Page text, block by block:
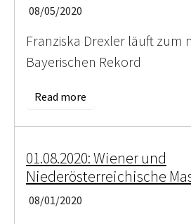
08/05/2020
Franziska Drexler läuft zum
Bayerischen Rekord
Read more
01.08.2020: Wiener und
Niederösterreichische
08/01/2020